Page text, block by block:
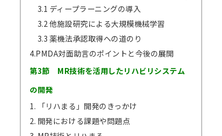
3.1 ディープラーニングの導入
3.2 他施設研究による大規模機械学習
3.3 薬機法承認取得への道のり
4.PMDA対面助言のポイントと今後の展開
第3節 MR技術を活用したリハビリシステム
の開発
1. 「リハまる」開発のきっかけ
2. 開発における課題や問題点